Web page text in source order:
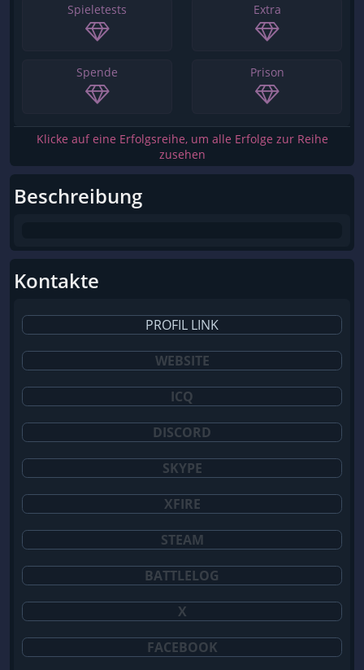
Spieletests Extra
Spende Prison
Klicke auf eine Erfolgsreihe, um alle Erfolge zur Reihe
zusehen
Beschreibung
Kontakte
PROFIL LINK
WEBSITE
ICQ
DISCORD
SKYPE
XFIRE
STEAM
BATTLELOG
X
FACEBOOK